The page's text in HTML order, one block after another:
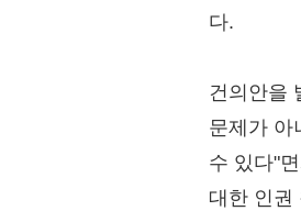
다.
건의안을
문제가 아
수 있다"
대한 인권